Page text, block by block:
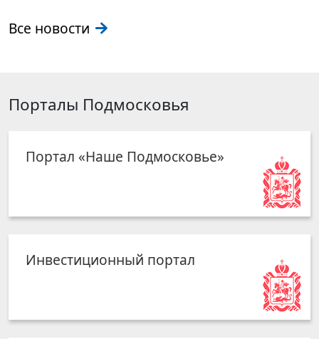
Все новости
Порталы Подмосковья
Портал «Наше Подмосковье»
Инвестиционный портал